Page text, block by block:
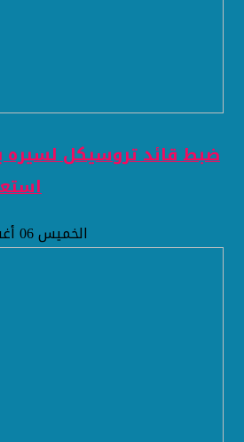
ضبط قائد تروسيكل لسيره
الخميس 06 أغسطس 2026 08:58 مساءً